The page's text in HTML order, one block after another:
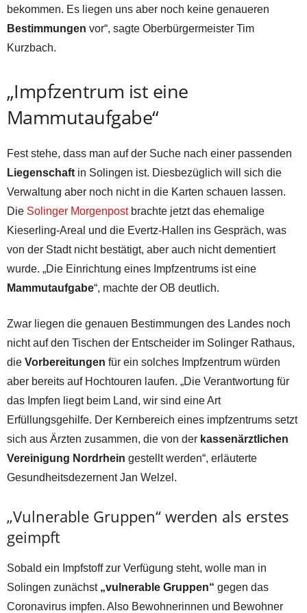
bekommen. Es liegen uns aber noch keine genaueren
Bestimmungen vor“, sagte Oberbürgermeister Tim
Kurzbach.
„Impfzentrum ist eine
Mammutaufgabe“
Fest stehe, dass man auf der Suche nach einer passenden
Liegenschaft in Solingen ist. Diesbezüglich will sich die
Verwaltung aber noch nicht in die Karten schauen lassen.
Die Solinger Morgenpostbrachte jetzt das ehemalige
Kieserling-Areal und die Evertz-Hallen ins Gespräch, was
von der Stadt nicht bestätigt, aber auch nicht dementiert
wurde. „Die Einrichtung eines Impfzentrums ist eine
Mammutaufgabe“, machte der OB deutlich.
Zwar liegen die genauen Bestimmungen des Landes noch
nicht auf den Tischen der Entscheider im Solinger Rathaus,
die Vorbereitungen für ein solches Impfzentrum würden
aber bereits auf Hochtouren laufen. „Die Verantwortung für
das Impfen liegt beim Land, wir sind eine Art
Erfüllungsgehilfe. Der Kernbereich eines impfzentrums setzt
sich aus Ärzten zusammen, die von der kassenärztlichen
Vereinigung Nordrhein gestellt werden“, erläuterte
Gesundheitsdezernent Jan Welzel.
„Vulnerable Gruppen“ werden als erstes
geimpft
Sobald ein Impfstoff zur Verfügung steht, wolle man in
Solingen zunächst „vulnerable Gruppen“ gegen das
Coronavirus impfen. Also Bewohnerinnen und Bewohner